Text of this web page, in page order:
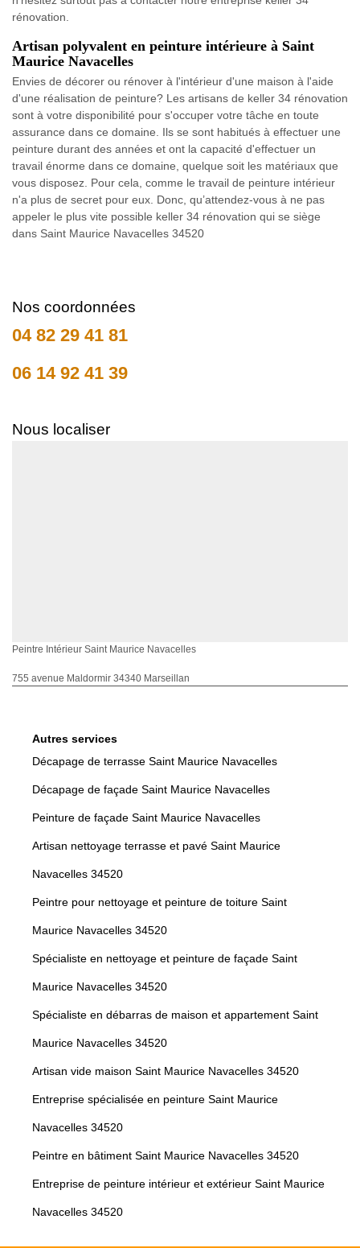
rénovation.
Artisan polyvalent en peinture intérieure à Saint
Maurice Navacelles
Envies de décorer ou rénover à l'intérieur d'une maison à l'aide
d'une réalisation de peinture? Les artisans de keller 34 rénovation
sont à votre disponibilité pour s'occuper votre tâche en toute
assurance dans ce domaine. Ils se sont habitués à effectuer une
peinture durant des années et ont la capacité d'effectuer un
travail énorme dans ce domaine, quelque soit les matériaux que
vous disposez. Pour cela, comme le travail de peinture intérieur
n'a plus de secret pour eux. Donc, qu’attendez-vous à ne pas
appeler le plus vite possible keller 34 rénovation qui se siège
dans Saint Maurice Navacelles 34520
Nos coordonnées
04 82 29 41 81
06 14 92 41 39
Nous localiser
Peintre Intérieur Saint Maurice Navacelles
755 avenue Maldormir 34340 Marseillan
Autres services
Décapage de terrasse Saint Maurice Navacelles
Décapage de façade Saint Maurice Navacelles
Peinture de façade Saint Maurice Navacelles
Artisan nettoyage terrasse et pavé Saint Maurice
Navacelles 34520
Peintre pour nettoyage et peinture de toiture Saint
Maurice Navacelles 34520
Spécialiste en nettoyage et peinture de façade Saint
Maurice Navacelles 34520
Spécialiste en débarras de maison et appartement Saint
Maurice Navacelles 34520
Artisan vide maison Saint Maurice Navacelles 34520
Entreprise spécialisée en peinture Saint Maurice
Navacelles 34520
Peintre en bâtiment Saint Maurice Navacelles 34520
Entreprise de peinture intérieur et extérieur Saint Maurice
Navacelles 34520